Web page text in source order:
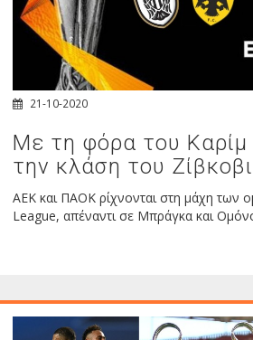
21-10-2020
Με τη φόρα του Καρίμ
την κλάση του
ΑΕΚ και ΠΑΟΚ ρίχνονται στη μάχη των
League, απέναντι σε Μπράγκα και